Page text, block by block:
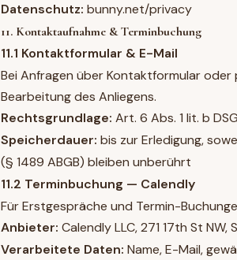
Datenschutz: bunny.net/privacy
11. Kontaktaufnahme & Terminbuchung
11.1 Kontaktformular & E-Mail
Bei Anfragen über Kontaktformular
Bearbeitung des Anliegens.
Rechtsgrundlage: Art. 6 Abs. 1 lit. b
Speicherdauer: bis zur Erledigung,
(§ 1489 ABGB) bleiben unberührt
11.2 Terminbuchung — Calendly
Für Erstgespräche und Termin-
Anbieter: Calendly LLC, 271 17th St
Verarbeitete Daten: Name, E-Mail,